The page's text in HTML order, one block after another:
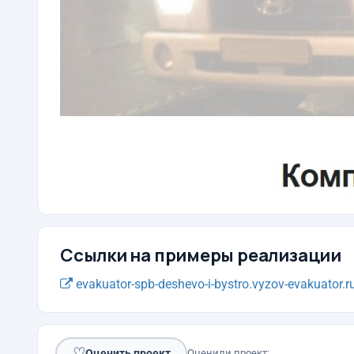
Ссылки на примеры реализации
evakuator-spb-deshevo-i-bystro.vyzov-